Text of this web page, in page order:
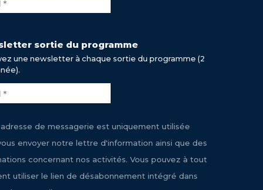
sortie du programme
une newsletter à chaque sortie du programme (2
de messagerie est uniquement utilisée
envoyer notre lettre d'information ainsi que des
concernant nos activités. Vous pouvez à tout
utiliser le lien de désabonnement intégré dans